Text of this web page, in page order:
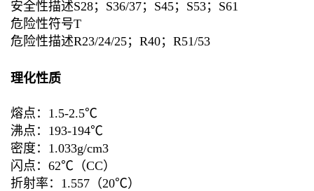
安全性描述S28；S36/37；S45；S53；S61
危险性符号T
危险性描述R23/24/25；R40；R51/53
理化性质
熔点：1.5-2.5℃
沸点：193-194℃
密度：1.033g/cm3
闪点：62℃（CC）
折射率：1.557（20℃）